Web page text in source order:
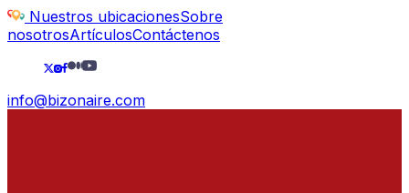
Nuestros ubicacionesSobre
nosotrosArtículosContáctenos
info@bizonaire.com